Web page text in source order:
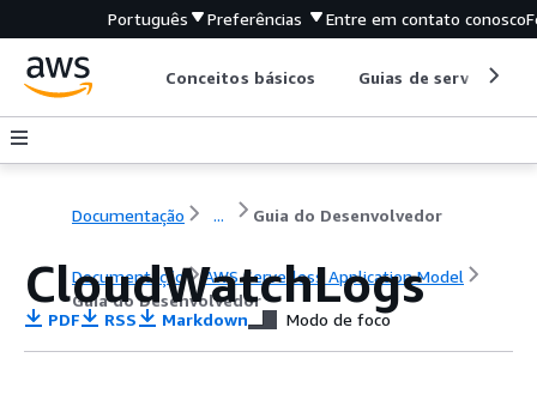
Português Preferências Entre em contato conosco
Conceitos básicos Guias de serviço
Documentação ... Guia do Desenvolvedor
Documentação
AWS Serverless Application Model
Guia do Desenvolvedor
CloudWatchLogs
PDF RSS Markdown Modo de foco